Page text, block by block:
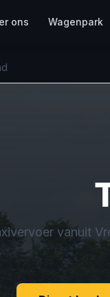
ons Wagenpark
vanuit